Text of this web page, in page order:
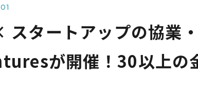
スタートアップの協業
が開催！30以上の